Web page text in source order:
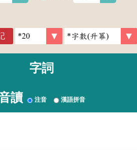
字詞
讀 注音 漢語拼音